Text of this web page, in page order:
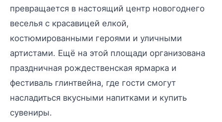
превращается в настоящий центр новогоднего
веселья с красавицей елкой,
костюмированными героями и уличными
артистами. Ещё на этой площади организована
праздничная рождественская ярмарка и
фестиваль глинтвейна, где гости смогут
насладиться вкусными напитками и купить
сувениры.